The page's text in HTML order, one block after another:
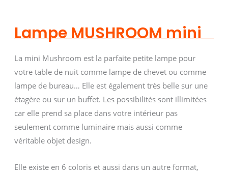
Lampe MUSHROOM mini
La mini Mushroom est la parfaite petite lampe pour
votre table de nuit comme lampe de chevet ou comme
lampe de bureau… Elle est également très belle sur une
étagère ou sur un buffet. Les possibilités sont illimitées
car elle prend sa place dans votre intérieur pas
seulement comme luminaire mais aussi comme
véritable objet design.
Elle existe en 6 coloris et aussi dans un autre format,